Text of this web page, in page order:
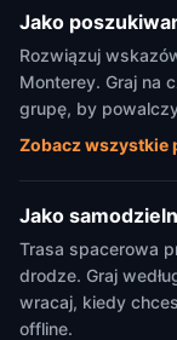
Jako
Rozwiązuj
Monterey. Graj na
grupę, by
Zobacz wszystkie
Jako
Trasa spacerowa
drodze. Graj
wracaj, kiedy
offline.